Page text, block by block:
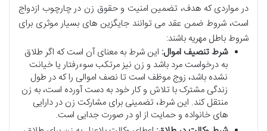
در مواردی که هدف، تضمین امنیت و حقوق زن در چارچوب ازدواج
است، شروط ضمن عقد می توانند جایگزین های بسیار موثری برای
شروط باطل مهریه باشند:
شرط تنصیف اموال: این شرط به معنای آن است که اگر طلاق
به درخواست مرد باشد و زن نیز مرتکب سوءرفتار یا خیانت
نشده باشد، زوج موظف است تا نصف اموالی را که در طول
زندگی مشترک با تلاش و کار خود به دست آورده است، به زن
منتقل کند. این شرط، تضمینی برای مشارکت زن در دارایی
های خانواده و حمایت از او در صورت جدایی است.